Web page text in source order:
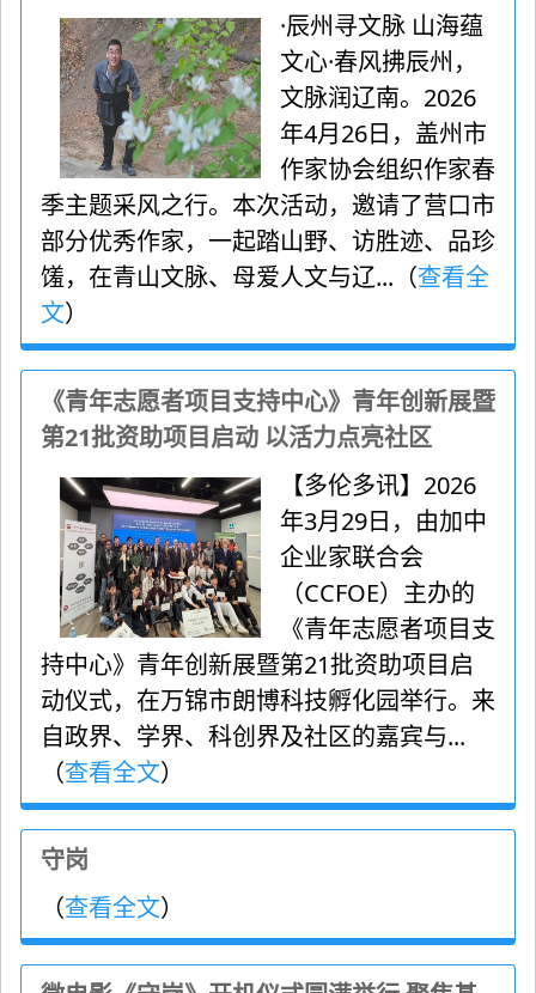
·辰州寻文脉 山海蕴
文心·春风拂辰州，
文脉润辽南。2026
年4月26日，盖州市
作家协会组织作家春
季主题采风之行。本次活动，邀请了营口市
部分优秀作家，一起踏山野、访胜迹、品珍
馐，在青山文脉、母爱人文与辽...（查看全
文）
《青年志愿者项目支持中心》青年创新展暨
第21批资助项目启动 以活力点亮社区
【多伦多讯】2026
年3月29日，由加中
企业家联合会
（CCFOE）主办的
《青年志愿者项目支
持中心》青年创新展暨第21批资助项目启
动仪式，在万锦市朗博科技孵化园举行。来
自政界、学界、科创界及社区的嘉宾与...
（查看全文）
守岗
（查看全文）